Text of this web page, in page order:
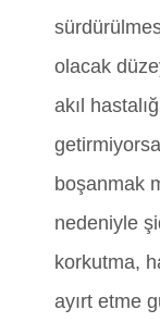
olacak
akıl
boşanmak
nedeniyle
korkutma,
ayırt etme